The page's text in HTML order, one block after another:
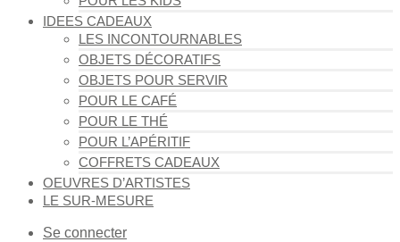
IDEES CADEAUX
LES INCONTOURNABLES
OBJETS DÉCORATIFS
OBJETS POUR SERVIR
POUR LE CAFÉ
POUR LE THÉ
POUR L’APÉRITIF
COFFRETS CADEAUX
OEUVRES D’ARTISTES
LE SUR-MESURE
Se connecter